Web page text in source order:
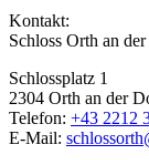
Kontakt:
Schloss Orth an
Schlossplatz 1
2304 Orth an der
Telefon: +43 2212
E-Mail: